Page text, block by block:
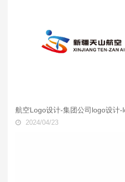
航空Logo设计-集团公司logo设计-
2024/04/23